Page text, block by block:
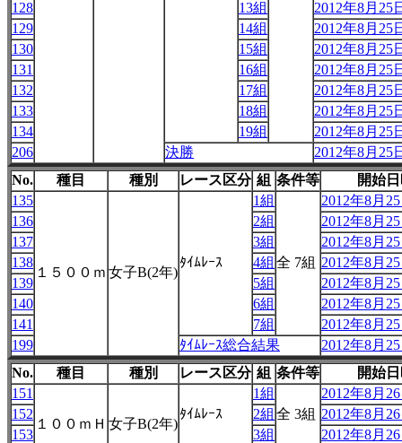
128
13組
2012年8月25
129
14組
2012年8月25
130
15組
2012年8月25
131
16組
2012年8月25
132
17組
2012年8月25
133
18組
2012年8月25
134
19組
2012年8月25
206
決勝
2012年8月25
No.
種目 種別 レース区分 組 条件等
開始
135
１５００ｍ 女子B(2年)
ﾀｲﾑﾚｰｽ
1組
全 7組
2012年8月
136
2組
2012年8月
137
3組
2012年8月
138
4組
2012年8月
139
5組
2012年8月
140
6組
2012年8月
141
7組
2012年8月
199
ﾀｲﾑﾚｰｽ総合結果
2012年8月
No.
種目 種別 レース区分 組 条件等
開始
151
１００ｍＨ 女子B(2年)
ﾀｲﾑﾚｰｽ
1組
全 3組
2012年8月
152
2組
2012年8月
153
3組
2012年8月